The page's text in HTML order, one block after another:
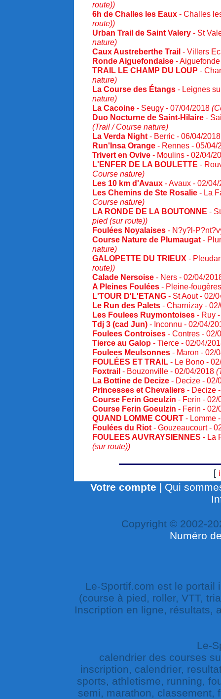
route))
6h de Challes les Eaux - Challes
route))
Urban Trail de Saint Valery - St
nature)
Caux Austreberthe Trail - Villers
Ronde Aiguefondaise -
TRAIL LE CHAMP DU LOUP -
nature)
La Course des Étangs - Leignes
nature)
La Cacoine - Seugy - 07/04/2018
Duo Nocturne de Saint-Hilaire -
(Trail / Course nature)
La Verda Night - Berric - 06/04/
Run'Insa Orange - Rennes - 05/
Trivert en Ovive - Moulins - 02/04/
L'ENFER DE LA BOULETTE -
Course nature)
Les 10 km d'Avaux - Avaux - 02/
Les Chemins de Ste Rosalie - La
Course nature)
LA RONDE DE LA BOUTONNE -
pied (sur route))
Foulées Noyalaises - N?y?l-
Course Nature de Plumaugat -
nature)
GALOPETTE DU TRIEUX -
route))
Calade Nersoise - Ners - 02/04/
A Pleines Foulées - Pleine-
L'TOUR D'L'ETANG - St Aout - 02/
Le Run des Palets - Charnizay -
Les Foulees Ruymontoises - Ruy
Tdj 3 (cad Jun) - Inconnu - 02/04/
Foulees Controises - Contres - 02/
Tierce au Galop - Tierce - 02/04/
Foulees Meulsonnes - Maron - 02/
FOULÉES ET TRAIL - Le Bono -
Foxtrail - Bouzonville - 02/04/2018
La Bottine de Decize - Decize -
Princesses et Chevaliers - Decize
Course Ferin Goeulzin - Ferin -
Course Ferin Goeulzin - Ferin -
QUAND LOMME COURT - Lomme
Foulées du Riot - Gouzeaucourt -
FOULEES AUVRAYSIENNES - La
(sur route))
[
Votre compte | Qui
Copyright © 2002-
Numéro
Le-Sportif.com est le portail
(course à pied, roller, VTT,
Inscription en ligne, résultats,
Le-
calendrier des courses
inscription, calendrier,
sports, athletisme, running,
semi, marathon, classement,